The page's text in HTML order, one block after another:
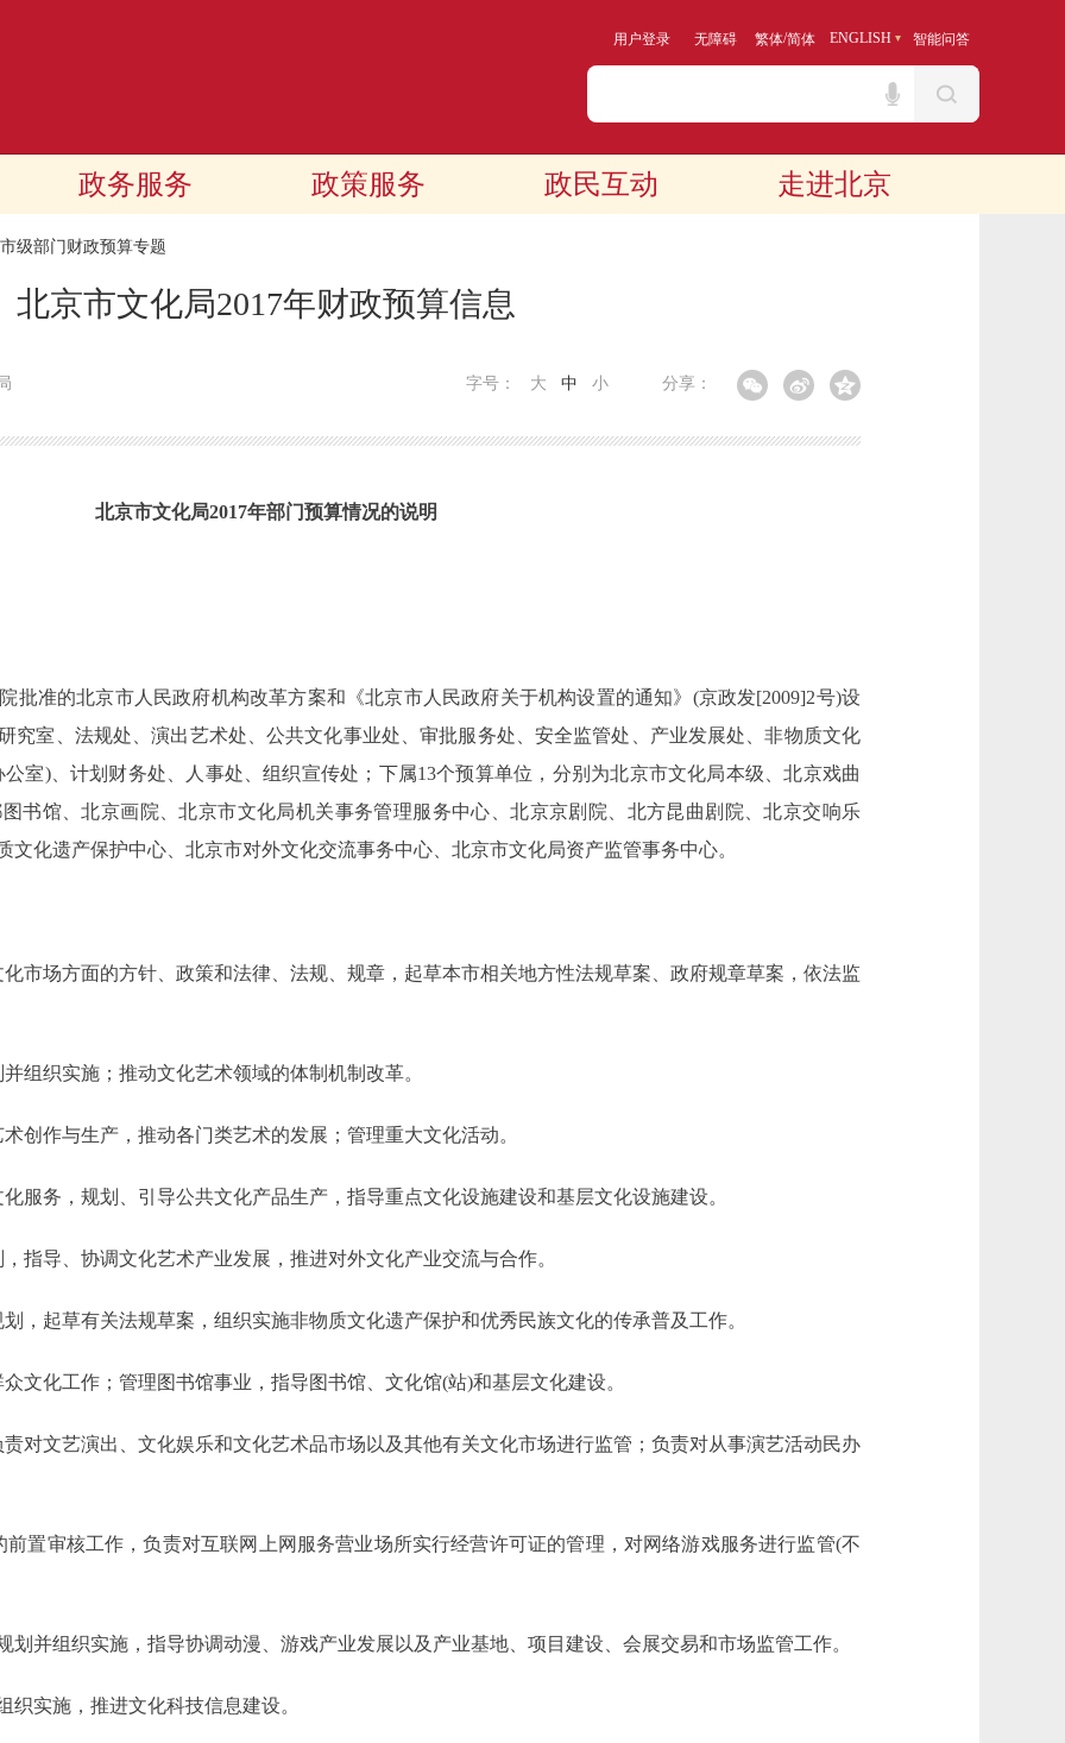
用户登录 无障碍 繁体/简体 ENGLISH 智能问答
政务服务 政策服务 政民互动 走进北京
级部门财政预算专题
北京市文化局2017年财政预算信息
分享：
字号： 大 中 小
北京市文化局2017年部门预算情况的说明
的北京市人民政府机构改革方案和《北京市人民政府关于机构设置的通知》(京政发[2009]2号)设
究室、法规处、演出艺术处、公共文化事业处、审批服务处、安全监管处、产业发展处、非物质文化
室)、计划财务处、人事处、组织宣传处；下属13个预算单位，分别为北京市文化局本级、北京戏曲
书馆、北京画院、北京市文化局机关事务管理服务中心、北京京剧院、北方昆曲剧院、北京交响乐
化遗产保护中心、北京市对外文化交流事务中心、北京市文化局资产监管事务中心。
场方面的方针、政策和法律、法规、规章，起草本市相关地方性法规草案、政府规章草案，依法监
织实施；推动文化艺术领域的体制机制改革。
作与生产，推动各门类艺术的发展；管理重大文化活动。
务，规划、引导公共文化产品生产，指导重点文化设施建设和基层文化设施建设。
导、协调文化艺术产业发展，推进对外文化产业交流与合作。
起草有关法规草案，组织实施非物质文化遗产保护和优秀民族文化的传承普及工作。
化工作；管理图书馆事业，指导图书馆、文化馆(站)和基层文化建设。
文艺演出、文化娱乐和文化艺术品市场以及其他有关文化市场进行监管；负责对从事演艺活动民办
审核工作，负责对互联网上网服务营业场所实行经营许可证的管理，对网络游戏服务进行监管(不
组织实施，指导协调动漫、游戏产业发展以及产业基地、项目建设、会展交易和市场监管工作。
实施，推进文化科技信息建设。